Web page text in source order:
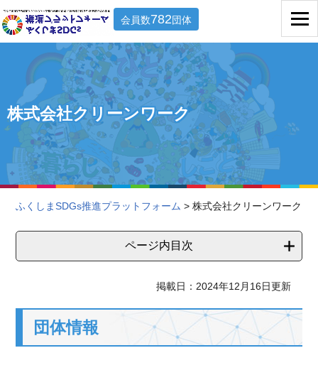
会員数782団体
株式会社クリーンワーク
ふくしまSDGs推進プラットフォーム > 株式会社クリーンワーク
ページ内目次
掲載日：2024年12月16日更新
団体情報